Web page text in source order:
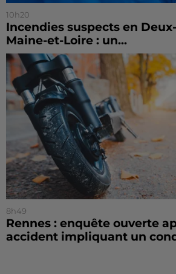
10h20
Incendies suspects en
Maine-et-Loire : un...
8h49
Rennes : enquête ouverte
accident impliquant un